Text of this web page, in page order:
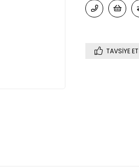
TAVSIYE ET